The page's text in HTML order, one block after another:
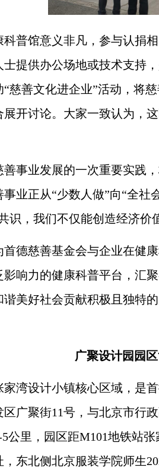
普馆意义非凡，参与认捐
提供办公场地或技术支持
慈善文化进企业”活动，将
开讨论。大家一致认为，
善事业发展的一次重要实践
业正从“少数人做”向“全社
识，我们不仅能创造经济价
德慈善基金会与企业在健
响力的健康科普平台，汇
美好社会贡献积极且独特
广聚设计园园
家湾设计小镇核心区域，是
广聚街11号，与北京市行
公里，园区距M101地铁站
东北侧北京服装学院师生